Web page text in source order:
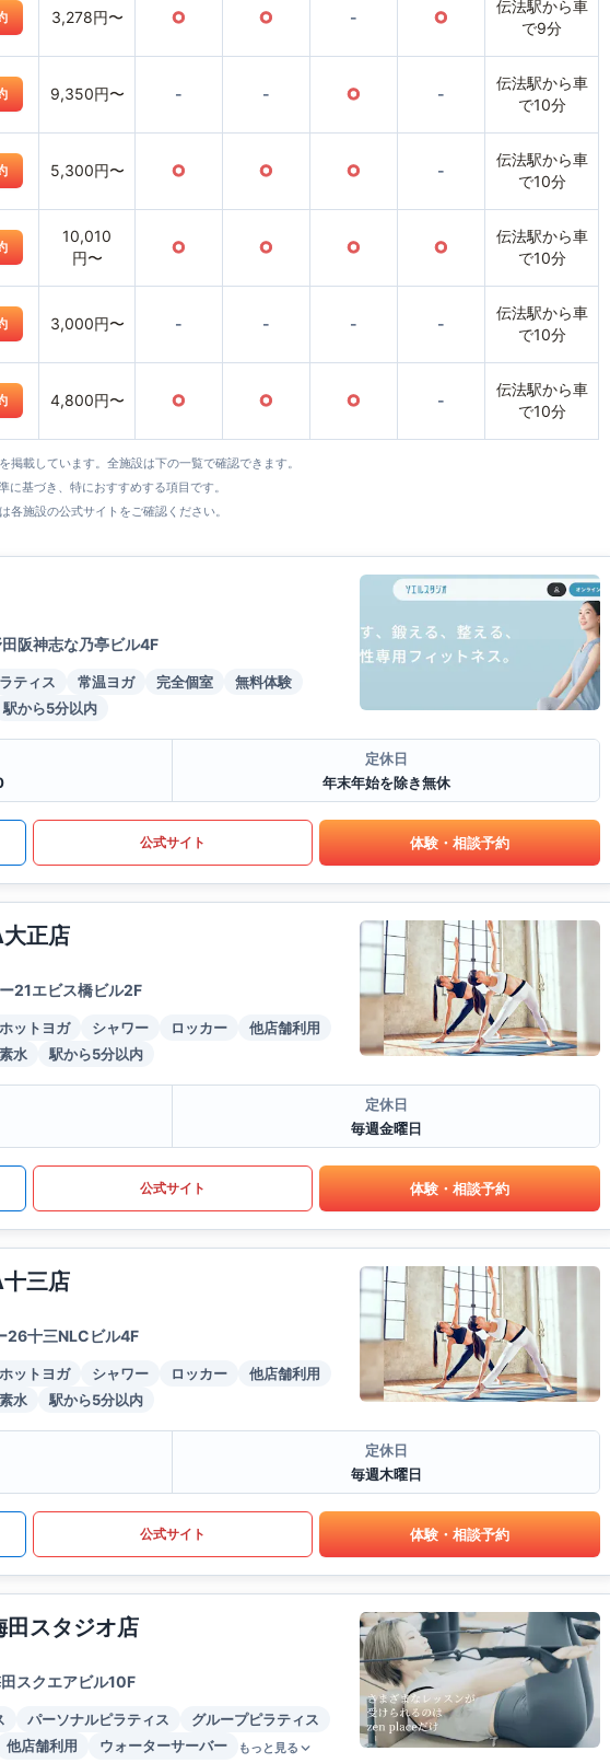
3,278円〜 ○ ○ - ○
伝法駅から車
で9分
9,350円〜 - - ○ -
伝法駅から車
で10分
5,300円〜 ○ ○ ○ -
伝法駅から車
で10分
10,010
円〜
○ ○ ○ ○
伝法駅から車
で10分
3,000円〜 - - - -
伝法駅から車
で10分
4,800円〜 ○ ○ ○ -
伝法駅から車
で10分
載しています。全施設は下の一覧で確認できます。
基づき、特におすすめする項目です。
施設の公式サイトをご確認ください。
阪神志な乃亭ビル4F
ティス 常温ヨガ 完全個室
無料体験
駅から5分以内
定休日
年末年始を除き無休
公式サイト 体験・相談予約
正店
21エビス橋ビル2F
ホットヨガ シャワー ロッカー
他店舗利用
水 駅から5分以内
定休日
毎週金曜日
公式サイト 体験・相談予約
三店
26十三NLCビル4F
ホットヨガ シャワー ロッカー
他店舗利用
水 駅から5分以内
定休日
毎週木曜日
公式サイト 体験・相談予約
田スタジオ店
スクエアビル10F
パーソナルピラティス
グループピラティス
他店舗利用 ウォーターサーバー もっと見る